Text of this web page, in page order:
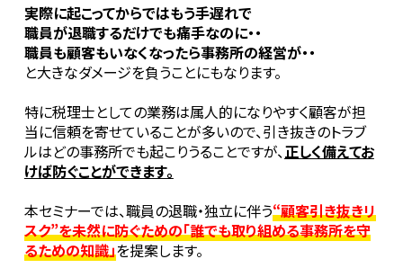
実際に起こってからではもう手遅れで
職員が退職するだけでも痛手なのに・・
職員も顧客もいなくなったら事務所の経営が・・
と大きなダメージを負うことにもなります。
特に税理士としての業務は属人的になりやすく顧客が担
当に信頼を寄せていることが多いので、引き抜きのトラブ
ルはどの事務所でも起こりうることですが、正しく備えてお
けば防ぐことができます。
本セミナーでは、職員の退職・独立に伴う“顧客引き抜きリ
スク”を未然に防ぐための「誰でも取り組める事務所を守
るための知識」を提案します。